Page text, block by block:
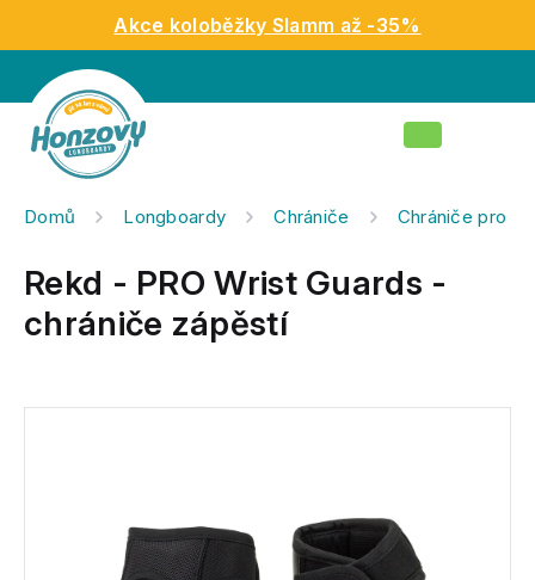
obsah
Akce koloběžky Slamm až -35%
Nákupní
Domů Longboardy Chrániče Chrániče pro
Rekd - PRO Wrist Guards -
chrániče zápěstí